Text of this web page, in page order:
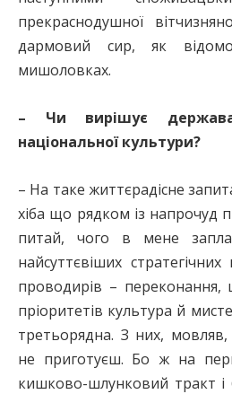
прекраснодушної
дармовий сир, як
мишоловках.
– Чи вирішує
національної культури?
– На таке життєрадісне
хіба що рядком із напрочуд
питай, чого в мене
найсуттєвіших
проводирів –
пріоритетів культура й
третьорядна. З них, мовляв,
не приготуєш. Бо ж на
кишково-шлунковий тракт і